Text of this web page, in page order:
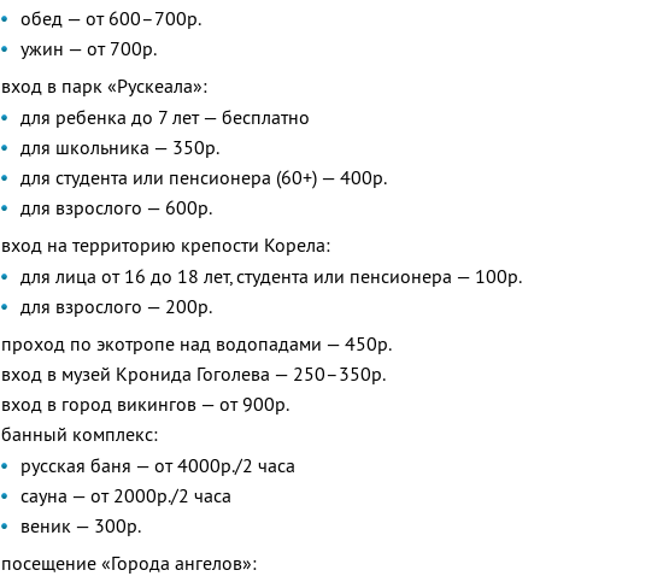
обед — от 600–700р.
ужин — от 700р.
вход в парк «Рускеала»:
для ребенка до 7 лет — бесплатно
для школьника — 350р.
для студента или пенсионера (60+) — 400р.
для взрослого — 600р.
вход на территорию крепости Корела:
для лица от 16 до 18 лет, студента или пенсионера — 100р.
для взрослого — 200р.
проход по экотропе над водопадами — 450р.
вход в музей Кронида Гоголева — 250–350р.
вход в город викингов — от 900р.
банный комплекс:
русская баня — от 4000р./2 часа
сауна — от 2000р./2 часа
веник — 300р.
посещение «Города ангелов»: